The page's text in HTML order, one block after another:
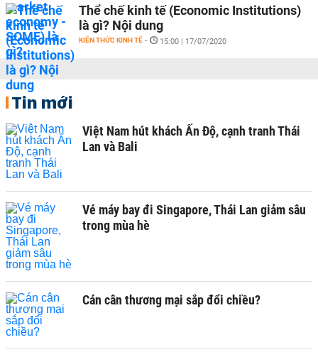
Thể chế kinh tế (Economic Institutions)
là gì? Nội dung
KIẾN THỨC KINH TẾ - 15:00 | 17/07/2020
Tin mới
Việt Nam hút khách Ấn Độ, cạnh tranh Thái
Lan và Bali
Vé máy bay đi Singapore, Thái Lan giảm sâu
trong mùa hè
Cán cân thương mại sắp đổi chiều?